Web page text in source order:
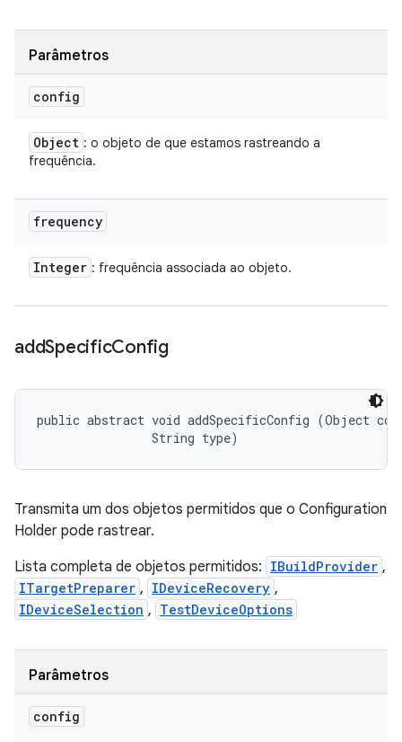
Parâmetros
config
Object : o objeto de que estamos rastreando a
frequência.
frequency
Integer : frequência associada ao objeto.
addSpecificConfig
public abstract void addSpecificConfig (Object
                String type)
Transmita um dos objetos permitidos que o Configuration
Holder pode rastrear.
Lista completa de objetos permitidos: IBuildProvider ,
ITargetPreparer , IDeviceRecovery ,
IDeviceSelection , TestDeviceOptions
Parâmetros
config